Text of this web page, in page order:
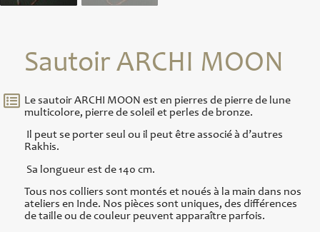
Sautoir ARCHI MOON
Le sautoir ARCHI
MOON est en pierres de pierre de lune
multicolore, pierre de soleil et perles de bronze.
Il peut se porter seul ou il peut être associé à d’autres
Rakhis.
Sa longueur est de 140 cm.
Tous nos colliers sont montés et noués à la main dans nos
ateliers en Inde. Nos pièces sont uniques, des différences
de taille ou de couleur peuvent apparaître parfois.